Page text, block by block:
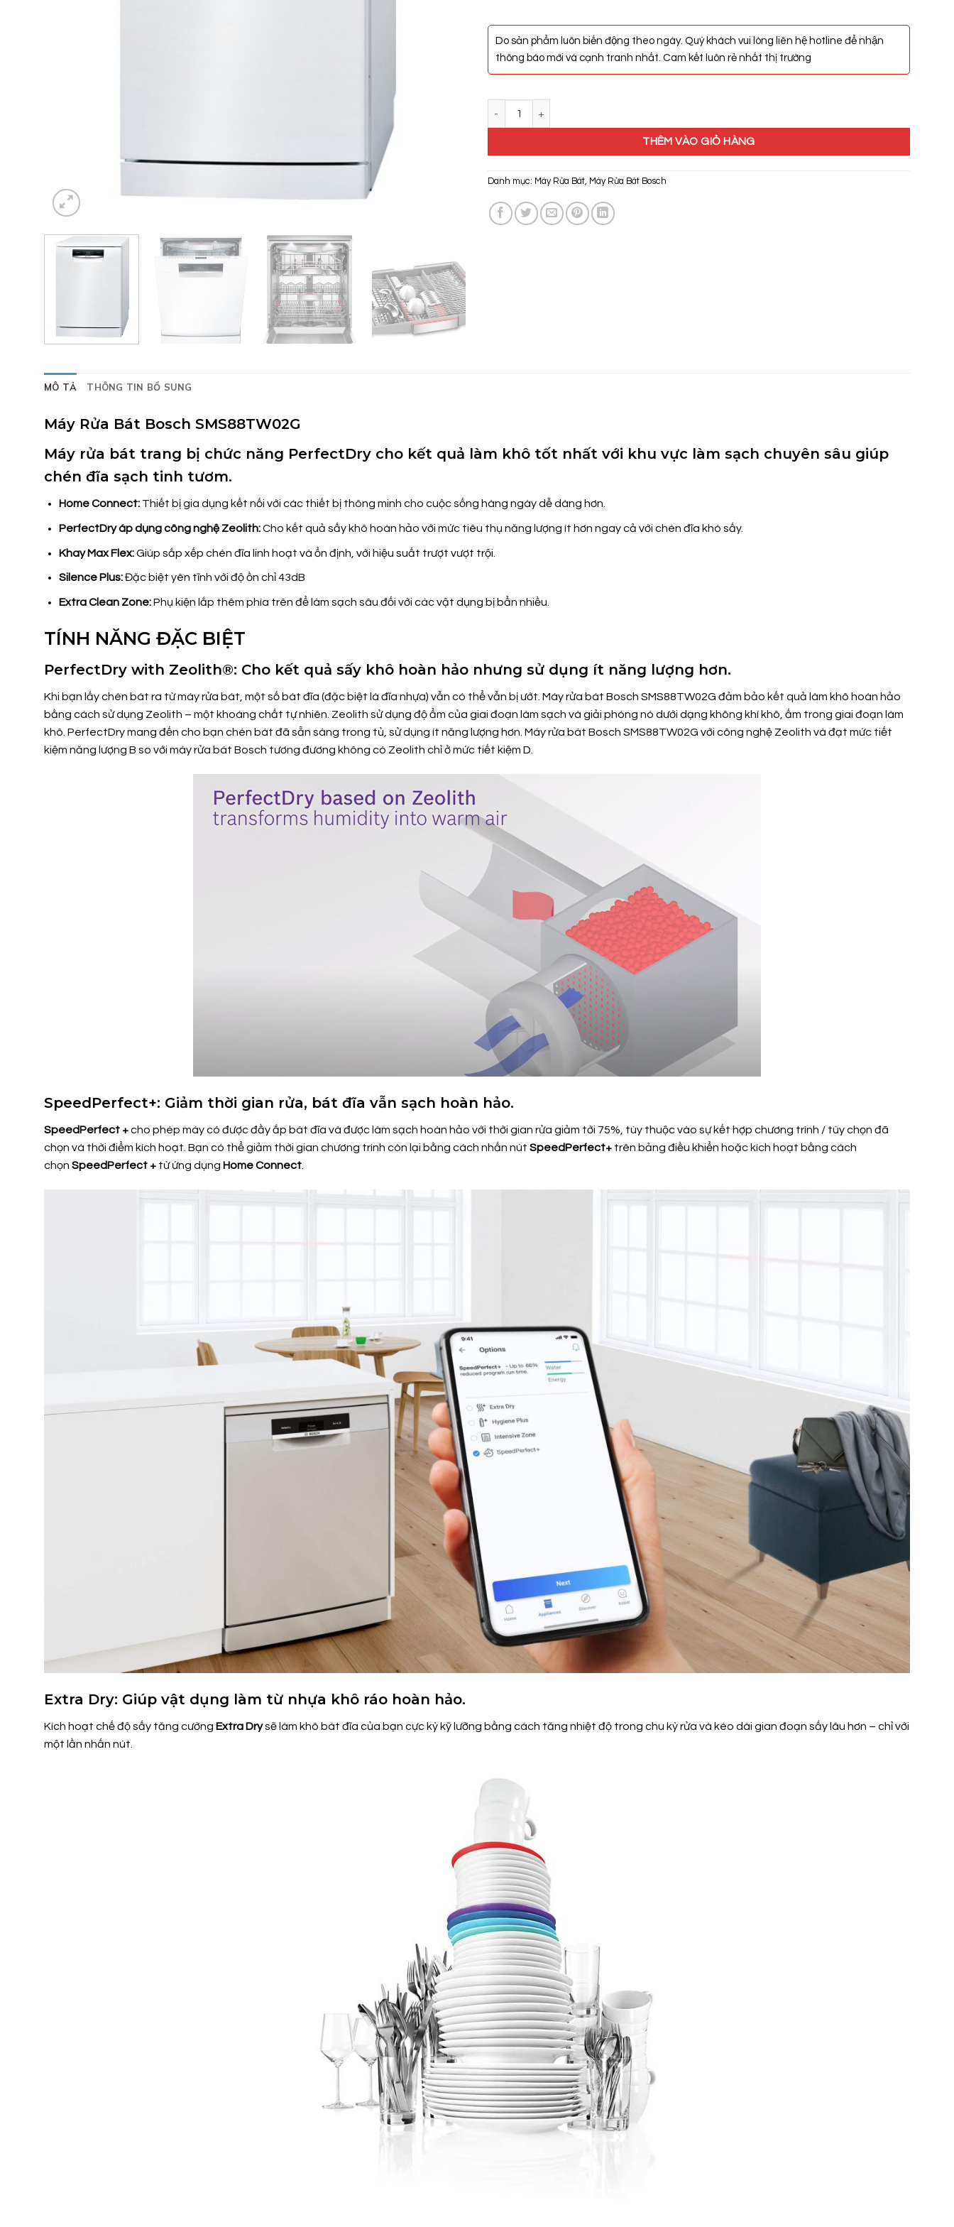
Do sản phẩm luôn biến động theo ngày. Quý khách vui lòng liên hệ hotline để nhận
thông báo mới và cạnh tranh nhất. Cam kết luôn rẻ nhất thị trường
THÊM VÀO GIỎ HÀNG
Danh mục: Máy Rửa Bát, Máy Rửa Bát Bosch
MÔ TẢ THÔNG TIN BỔ SUNG
Máy Rửa Bát Bosch SMS88TW02G
Máy rửa bát trang bị chức năng PerfectDry cho kết quả làm khô tốt nhất với khu vực làm sạch chuyên sâu giúp
chén đĩa sạch tinh tươm.
Home Connect:Thiết bị gia dụng kết nối với các thiết bị thông minh cho cuộc sống hàng ngày dễ dàng hơn.
PerfectDry áp dụng công nghệ Zeolith:Cho kết quả sấy khô hoàn hảo với mức tiêu thụ năng lượng ít hơn ngay cả với chén đĩa khó sấy.
Khay Max Flex:Giúp sắp xếp chén đĩa linh hoạt và ổn định, với hiệu suất trượt vượt trội.
Silence Plus:Đặc biệt yên tĩnh với độ ồn chỉ 43dB
Extra Clean Zone:Phụ kiện lắp thêm phía trên để làm sạch sâu đối với các vật dụng bị bẩn nhiều.
TÍNH NĂNG ĐẶC BIỆT
PerfectDry with Zeolith®: Cho kết quả sấy khô hoàn hảo nhưng sử dụng ít năng lượng hơn.
Khi bạn lấy chén bát ra từ máy rửa bát, một số bát đĩa (đặc biệt là đĩa nhựa) vẫn có thể vẫn bị ướt. Máy rửa bát Bosch SMS88TW02G đảm bảo kết quả làm khô hoàn hảo
bằng cách sử dụng Zeolith – một khoáng chất tự nhiên. Zeolith sử dụng độ ẩm của giai đoạn làm sạch và giải phóng nó dưới dạng không khí khô, ấm trong giai đoạn làm
khô. PerfectDry mang đến cho bạn chén bát đã sẵn sàng trong tủ, sử dụng ít năng lượng hơn. Máy rửa bát Bosch SMS88TW02G với công nghệ Zeolith và đạt mức tiết
kiệm năng lượng B so với máy rửa bát Bosch tương đương không có Zeolith chỉ ở mức tiết kiệm D.
SpeedPerfect+: Giảm thời gian rửa, bát đĩa vẫn sạch hoàn hảo.
SpeedPerfect +cho phép máy có được đầy ắp bát đĩa và được làm sạch hoàn hảo với thời gian rửa giảm tới 75%, tùy thuộc vào sự kết hợp chương trình / tùy chọn đã
chọn và thời điểm kích hoạt. Bạn có thể giảm thời gian chương trình còn lại bằng cách nhấn nút SpeedPerfect+ trên bảng điều khiển hoặc kích hoạt bằng cách
chọn SpeedPerfect + từ ứng dụng Home Connect
Extra Dry: Giúp vật dụng làm từ nhựa khô ráo hoàn hảo.
Kích hoạt chế độ sấy tăng cường Extra Drysẽ làm khô bát đĩa của bạn cực kỳ kỹ lưỡng bằng cách tăng nhiệt độ trong chu kỳ rửa và kéo dài gian đoạn sấy lâu hơn – chỉ với
một lần nhấn nút.